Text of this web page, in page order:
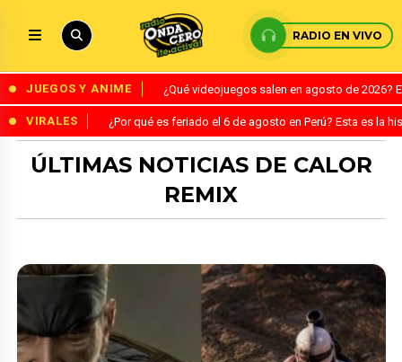
RADIO EN VIVO
JUEGOS Y ANIME ¿Qué videojuegos salen en agosto de
VIRALES ¿Por qué es feriado el 6 de agosto en Perú? Esta es la
ÚLTIMAS NOTICIAS DE CALOR
REMIX